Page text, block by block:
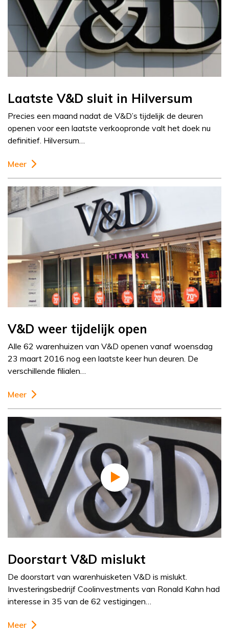
Laatste V&D sluit in Hilversum
Precies een maand nadat de V&D’s tijdelijk de deuren
openen voor een laatste verkoopronde valt het doek nu
definitief. Hilversum…
Meer
V&D weer tijdelijk open
Alle 62 warenhuizen van V&D openen vanaf woensdag
23 maart 2016 nog een laatste keer hun deuren. De
verschillende filialen…
Meer
Doorstart V&D mislukt
De doorstart van warenhuisketen V&D is mislukt.
Investeringsbedrijf Coolinvestments van Ronald Kahn had
interesse in 35 van de 62 vestigingen…
Meer